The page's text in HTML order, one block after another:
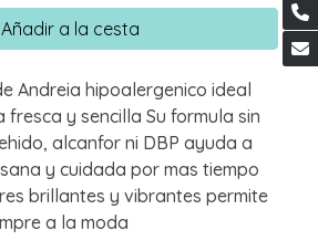
Añadir a la cesta
Andreia hipoalergenico ideal
fresca y sencilla Su formula sin
alcanfor ni DBP ayuda a
y cuidada por mas tiempo
brillantes y vibrantes permite
a la moda